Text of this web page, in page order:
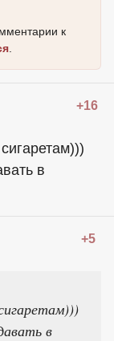
к
+16
в
+5
в